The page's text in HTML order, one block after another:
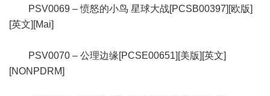
PSV0069 – 愤怒的小鸟 星球大战[PCSB00397][欧版]
[英文][Mai]
PSV0070 – 公理边缘[PCSE00651][美版][英文]
[NONPDRM]